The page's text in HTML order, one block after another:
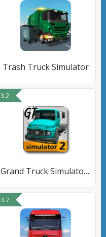
Trash Truck Simulator
3.2
Grand Truck Simulator 2
3.7